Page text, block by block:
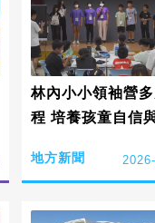
林內小小領袖營
程 培養孩童自信
地方新聞